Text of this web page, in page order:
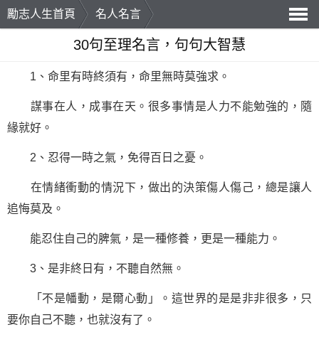
勵志人生首頁
名人名言
導
30句至理名言，句句大智慧
1、命里有時終須有，命里無時莫強求。
謀事在人，成事在天。很多事情是人力不能勉強的，隨
緣就好。
2、忍得一時之氣，免得百日之憂。
在情緒衝動的情況下，做出的決策傷人傷己，總是讓人
追悔莫及。
能忍住自己的脾氣，是一種修養，更是一種能力。
3、是非終日有，不聽自然無。
「不是幡動，是爾心動」。這世界的是是非非很多，只
要你自己不聽，也就沒有了。